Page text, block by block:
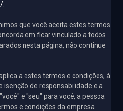
que você aceita estes termos
em ficar vinculado a todos
nesta página, não continue
a estes termos e condições, à
isenção de responsabilidade e a
e "seu" para você, a pessoa
e condições da empresa